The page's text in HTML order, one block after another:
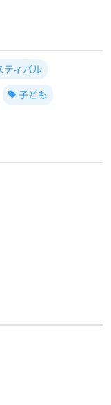
ティバル
子ども